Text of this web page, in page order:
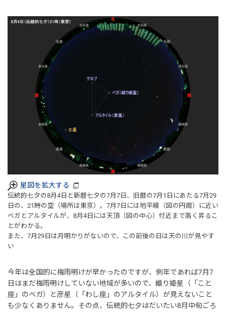
星図を拡大する
伝統的七夕の8月4日と新暦七夕の7月7日、旧暦の7月1日にあたる7月29
日の、21時の空（場所は東京）。7月7日には地平線（図の円周）に近い
ベガとアルタイルが、8月4日には天頂（図の中心）付近まで高く昇るこ
とがわかる。
また、7月29日は月明かりがないので、この前後の日は天の川が見やす
い
今年は全国的に梅雨明けが早かったのですが、例年であれば7月7
日はまだ梅雨明けしていない地域が多いので、織り姫星（「こと
座」のベガ）と彦星（「わし座」のアルタイル）が見えないこと
も少なくありません。その点、伝統的七夕はだいたい8月中旬ごろ